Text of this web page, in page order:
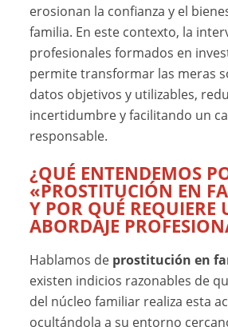
erosionan la confianza y el
familia. En este contexto, la
profesionales formados en
permite transformar las meras
datos objetivos y utilizables,
incertidumbre y facilitando un
responsable.
¿QUÉ ENTENDEMOS
«PROSTITUCIÓN EN
Y POR QUÉ REQUIERE
ABORDAJE
Hablamos de prostitución en
existen indicios razonables de
del núcleo familiar realiza esta
ocultándola a su entorno